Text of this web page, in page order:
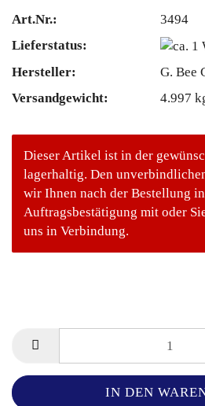
Art.Nr.:
3494
Lieferstatus:
Hersteller:
G. Bee
Versandgewicht:
4.997
Dieser Artikel ist in der
lagerhaltig. Den
wir Ihnen nach der Bestellung
Auftragsbestätigung mit oder
uns in Verbindung.